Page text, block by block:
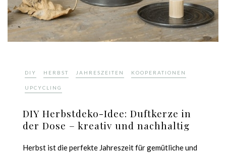
DIY HERBST JAHRESZEITEN KOOPERATIONEN
UPCYCLING
DIY Herbstdeko-Idee: Duftkerze in
der Dose – kreativ und nachhaltig
Herbst ist die perfekte Jahreszeit für gemütliche und